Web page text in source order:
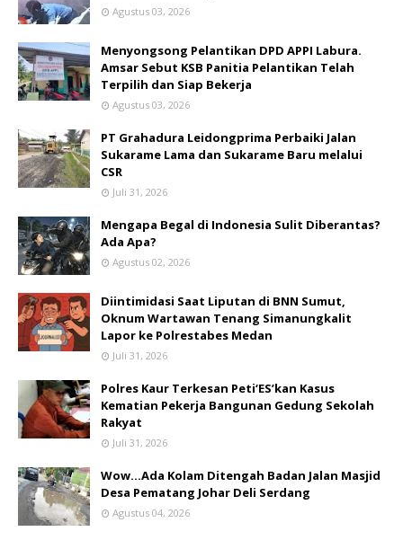
Agustus 03, 2026
Menyongsong Pelantikan DPD APPI Labura.
Amsar Sebut KSB Panitia Pelantikan Telah
Terpilih dan Siap Bekerja
Agustus 03, 2026
PT Grahadura Leidongprima Perbaiki Jalan
Sukarame Lama dan Sukarame Baru melalui
CSR
Juli 31, 2026
Mengapa Begal di Indonesia Sulit Diberantas?
Ada Apa?
Agustus 02, 2026
Diintimidasi Saat Liputan di BNN Sumut,
Oknum Wartawan Tenang Simanungkalit
Lapor ke Polrestabes Medan
Juli 31, 2026
Polres Kaur Terkesan Peti‘ES’kan Kasus
Kematian Pekerja Bangunan Gedung Sekolah
Rakyat
Juli 31, 2026
Wow...Ada Kolam Ditengah Badan Jalan Masjid
Desa Pematang Johar Deli Serdang
Agustus 04, 2026